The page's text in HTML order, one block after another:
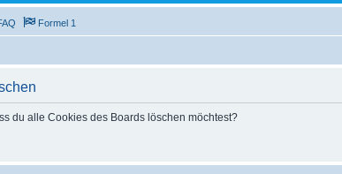
Formel 1
du alle Cookies des Boards löschen möchtest?